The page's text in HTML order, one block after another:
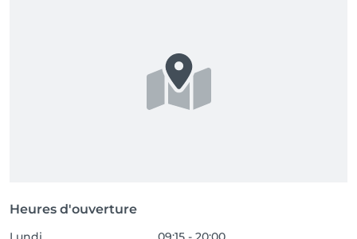
Heures d'ouverture